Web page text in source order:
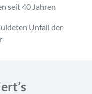
seit 40 Jahren
Unfall der